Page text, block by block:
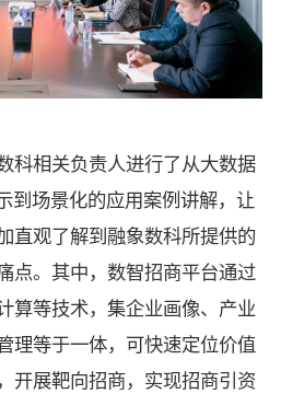
科相关负责人进行了从大数据
到场景化的应用案例讲解，让
直观了解到融象数科所提供的
点。其中，数智招商平台通过
算等技术，集企业画像、产业
理等于一体，可快速定位价值
开展靶向招商，实现招商引资